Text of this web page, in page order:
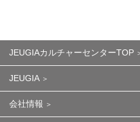
JEUGIAカルチャーセンターTOP
JEUGIA
会社情報